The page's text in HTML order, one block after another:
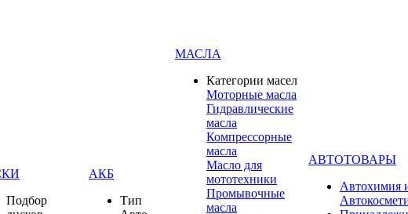
Подбор
АКБ
Тип
МАСЛА
Категории масел
Моторные масла
Гидравлические
масла
Компрессорные
масла
Масло для
мототехники
Промывочные
масла
АВТОТОВАРЫ
Автохимия